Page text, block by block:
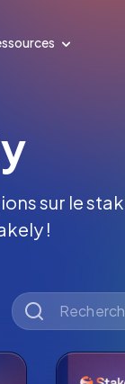
sur le
!